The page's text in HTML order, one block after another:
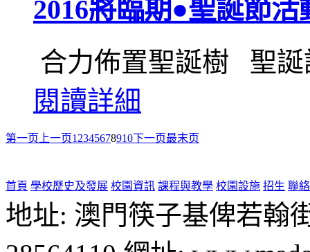
2016將臨期●聖誕節活
合力佈置聖誕樹 聖
閱讀詳細
第一页 上一页1 2345678910下一页最末页
首頁 學校歷史及發展 校園資訊 課程與教學 校園設施 招生 聯
地址: 澳門筷子基俾若翰